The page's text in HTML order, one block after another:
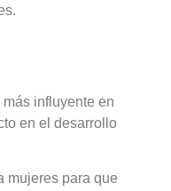
influyente en
en el desarrollo
mujeres para que